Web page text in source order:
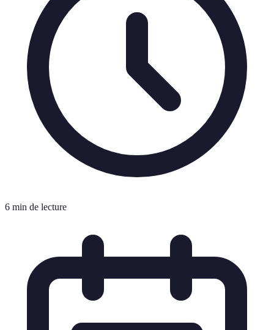
6 min de lecture